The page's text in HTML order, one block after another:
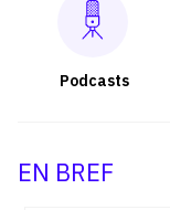
Podcasts
EN BREF